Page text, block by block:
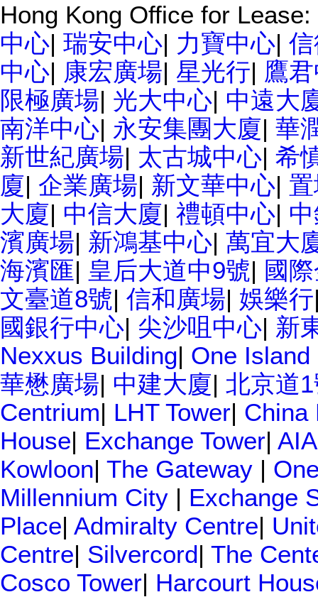
Hong Kong Office for Lease:
中心| 瑞安中心| 力寶中心|
中心| 康宏廣場| 星光行| 鷹
限極廣場| 光大中心| 中遠大
南洋中心| 永安集團大廈| 華
新世紀廣場| 太古城中心| 希
廈| 企業廣場| 新文華中心|
大廈| 中信大廈| 禮頓中心|
濱廣場| 新鴻基中心| 萬宜大
海濱匯| 皇后大道中9號| 國
文臺道8號| 信和廣場| 娛樂行
國銀行中心| 尖沙咀中心| 新
Nexxus Building| One Island
華懋廣場| 中建大廈| 北京道
Centrium| LHT Tower| China
House| Exchange Tower|
Kowloon| The Gateway |
Millennium City | Exchange
Place| Admiralty Centre|
Centre| Silvercord| The
Cosco Tower| Harcourt